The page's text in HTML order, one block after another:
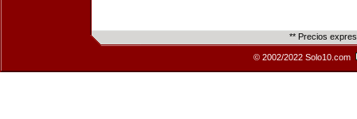
** Precios
© 2002/2022 Solo10.com